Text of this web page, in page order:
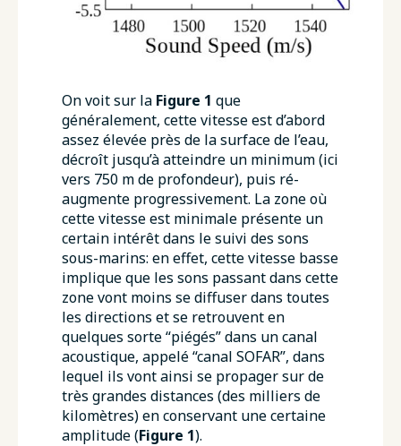
On voit sur la Figure 1 que
généralement, cette vitesse est d’abord
assez élevée près de la surface de l’eau,
décroît jusqu’à atteindre un minimum (ici
vers 750 m de profondeur), puis ré-
augmente progressivement. La zone où
cette vitesse est minimale présente un
certain intérêt dans le suivi des sons
sous-marins: en effet, cette vitesse basse
implique que les sons passant dans cette
zone vont moins se diffuser dans toutes
les directions et se retrouvent en
quelques sorte “piégés” dans un canal
acoustique, appelé “canal SOFAR”, dans
lequel ils vont ainsi se propager sur de
très grandes distances (des milliers de
kilomètres) en conservant une certaine
amplitude (Figure 1).